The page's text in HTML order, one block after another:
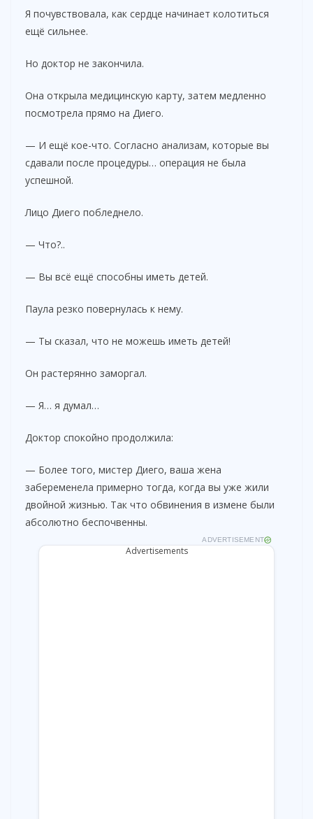
Я почувствовала, как сердце начинает колотиться
ещё сильнее.
Но доктор не закончила.
Она открыла медицинскую карту, затем медленно
посмотрела прямо на Диего.
— И ещё кое-что. Согласно анализам, которые вы
сдавали после процедуры… операция не была
успешной.
Лицо Диего побледнело.
— Что?..
— Вы всё ещё способны иметь детей.
Паула резко повернулась к нему.
— Ты сказал, что не можешь иметь детей!
Он растерянно заморгал.
— Я… я думал…
Доктор спокойно продолжила:
— Более того, мистер Диего, ваша жена
забеременела примерно тогда, когда вы уже жили
двойной жизнью. Так что обвинения в измене были
абсолютно беспочвенны.
ADVERTISEMENT
Advertisements